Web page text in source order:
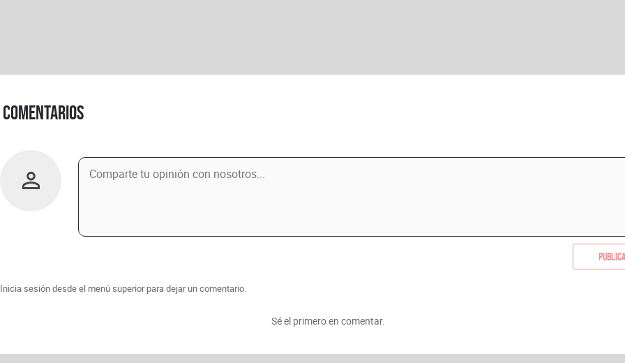
Comentarios
Inicia sesión desde el menú superior para dejar un comentario.
Sé el primero en comentar.